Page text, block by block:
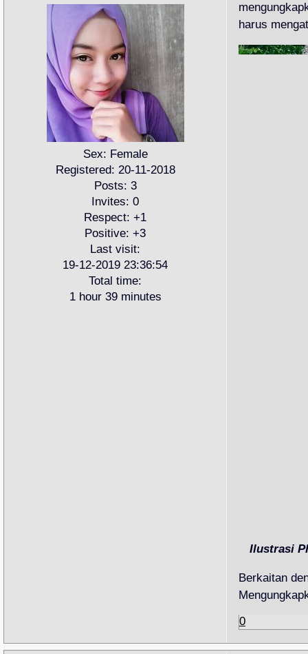
Sex: Female
Registered: 20-11-2018
Posts: 3
Invites: 0
Respect: +1
Positive: +3
Last visit:
19-12-2019 23:36:54
Total time:
1 hour 39 minutes
harus
Ilustrasi
Berkaitan
0